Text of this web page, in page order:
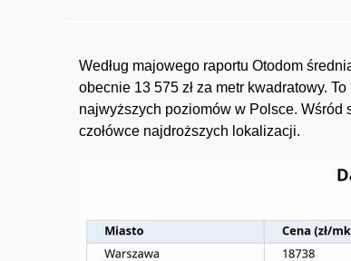
Według majowego raportu Otodom
obecnie 13 575 zł za metr kwadratowy.
najwyższych poziomów w Polsce. Wśród
czołówce najdroższych lokalizacji.